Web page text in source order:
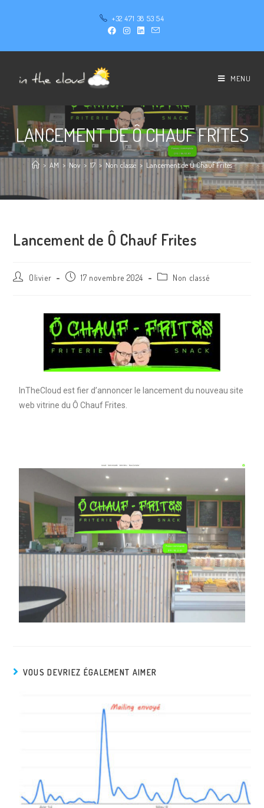
+32 471 38 53 54
MENU
LANCEMENT DE Ô CHAUF FRITES
> AM > Nov > 17 > Non classé > Lancement de Ô Chauf Frites
Lancement de Ô Chauf Frites
Olivier 17 novembre 2024 Non classé
InTheCloud est fier d’annoncer le lancement du nouveau site
web vitrine du Ô Chauf Frites.
VOUS DEVRIEZ ÉGALEMENT AIMER